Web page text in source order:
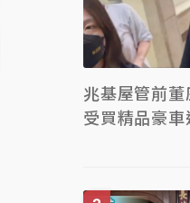
兆基屋管前
受買精品豪